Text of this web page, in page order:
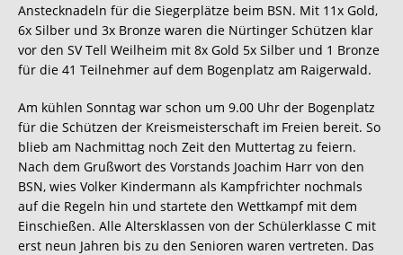
Anstecknadeln für die Siegerplätze beim BSN. Mit 11x Gold,
6x Silber und 3x Bronze waren die Nürtinger Schützen klar
vor den SV Tell Weilheim mit 8x Gold 5x Silber und 1 Bronze
für die 41 Teilnehmer auf dem Bogenplatz am Raigerwald.
Am kühlen Sonntag war schon um 9.00 Uhr der Bogenplatz
für die Schützen der Kreismeisterschaft im Freien bereit. So
blieb am Nachmittag noch Zeit den Muttertag zu feiern.
Nach dem Grußwort des Vorstands Joachim Harr von den
BSN, wies Volker Kindermann als Kampfrichter nochmals
auf die Regeln hin und startete den Wettkampf mit dem
Einschießen. Alle Altersklassen von der Schülerklasse C mit
erst neun Jahren bis zu den Senioren waren vertreten. Das